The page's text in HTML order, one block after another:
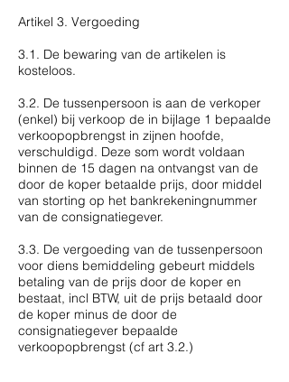
Artikel 3. Vergoeding
3.1. De bewaring van de artikelen is
kosteloos.
3.2. De tussenpersoon is aan de verkoper
(enkel) bij verkoop de in bijlage 1 bepaalde
verkoopopbrengst in zijnen hoofde,
verschuldigd. Deze som wordt voldaan
binnen de 15 dagen na ontvangst van de
door de koper betaalde prijs, door middel
van storting op het bankrekeningnummer
van de consignatiegever.
3.3. De vergoeding van de tussenpersoon
voor diens bemiddeling gebeurt middels
betaling van de prijs door de koper en
bestaat, incl BTW, uit de prijs betaald door
de koper minus de door de
consignatiegever bepaalde
verkoopopbrengst (cf art 3.2.)